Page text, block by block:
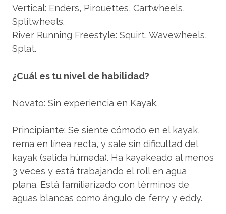
Vertical: Enders, Pirouettes, Cartwheels,
Splitwheels.
River Running Freestyle: Squirt, Wavewheels,
Splat.
¿Cuál es tu nivel de habilidad?
Novato: Sin experiencia en Kayak.
Principiante: Se siente cómodo en el kayak,
rema en línea recta, y sale sin dificultad del
kayak (salida húmeda). Ha kayakeado al menos
3 veces y está trabajando el roll en agua
plana. Está familiarizado con términos de
aguas blancas como ángulo de ferry y eddy.